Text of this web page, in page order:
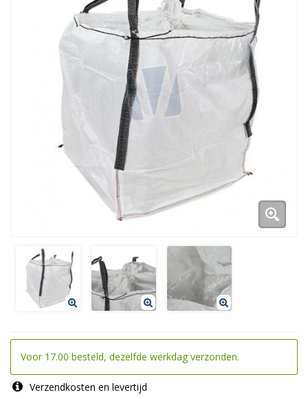
Verhuismaterialen
Duurzame verpakkingen
Bedrukte verpakkingen
Voor 17.00 besteld, dezelfde werkdag verzonden.
Verzendkosten en levertijd